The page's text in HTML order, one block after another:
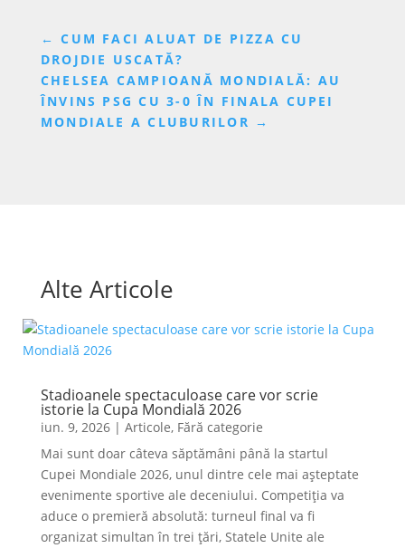
←CUM FACI ALUAT DE PIZZA CU
DROJDIE USCATĂ?
CHELSEA CAMPIOANĂ MONDIALĂ: AU
ÎNVINS PSG CU 3-0 ÎN FINALA CUPEI
MONDIALE A CLUBURILOR →
Alte Articole
Stadioanele spectaculoase care vor scrie
istorie la Cupa Mondială 2026
iun. 9, 2026| Articole, Fără categorie
Mai sunt doar câteva săptămâni până la startul
Cupei Mondiale 2026, unul dintre cele mai așteptate
evenimente sportive ale deceniului. Competiția va
aduce o premieră absolută: turneul final va fi
organizat simultan în trei țări, Statele Unite ale